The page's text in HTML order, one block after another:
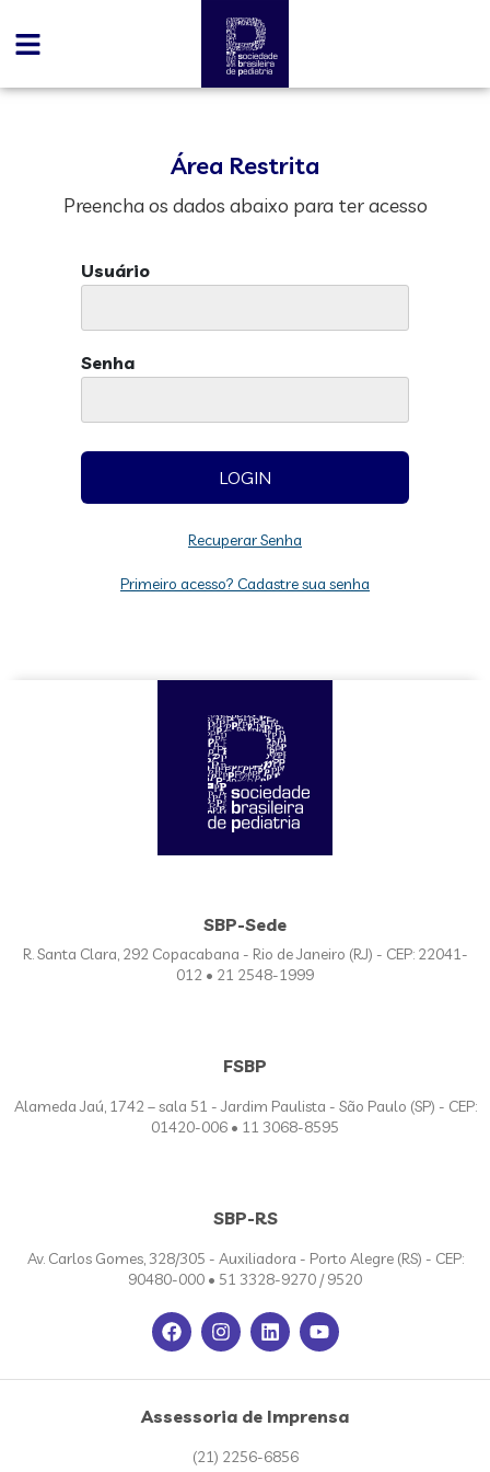
Área Restrita
Preencha os dados abaixo para ter acesso
Usuário
Senha
Recuperar Senha
Primeiro acesso? Cadastre sua senha
SBP-Sede
R. Santa Clara, 292 Copacabana - Rio de Janeiro (RJ) - CEP: 22041-
012 • 21 2548-1999
FSBP
Alameda Jaú, 1742 – sala 51 - Jardim Paulista - São Paulo (SP) - CEP:
01420-006 • 11 3068-8595
SBP-RS
Av. Carlos Gomes, 328/305 - Auxiliadora - Porto Alegre (RS) - CEP:
90480-000 • 51 3328-9270 / 9520
Assessoria de Imprensa
(21) 2256-6856